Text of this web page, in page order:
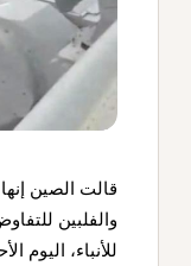
قالت الصين
والفلبين
للأنباء، اليوم